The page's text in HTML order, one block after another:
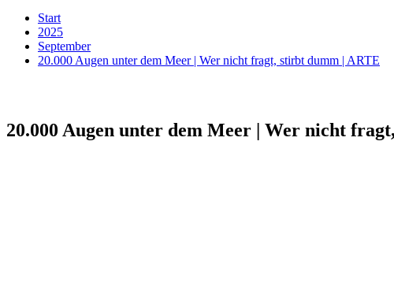
Start
2025
September
20.000 Augen unter dem Meer | Wer nicht fragt, stirbt dumm | ARTE
20.000 Augen unter dem Meer | Wer nicht